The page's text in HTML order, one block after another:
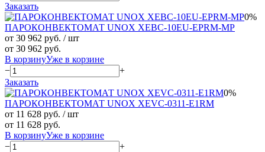
Заказать
0%
ПАРОКОНВЕКТОМАТ UNOX XEBC-10EU-EPRM-MP
от 30 962 руб. / шт
от 30 962 руб.
В корзинуУже в корзине
−
+
Заказать
0%
ПАРОКОНВЕКТОМАТ UNOX XEVC-0311-E1RM
от 11 628 руб. / шт
от 11 628 руб.
В корзинуУже в корзине
−
+